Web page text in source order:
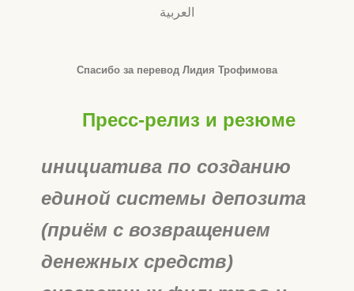
العربية
Спасибо за перевод Лидия Трофимова
Пресс-релиз и резюме
инициатива по созданию
единой системы депозита
(приём с возвращением
денежных средств)